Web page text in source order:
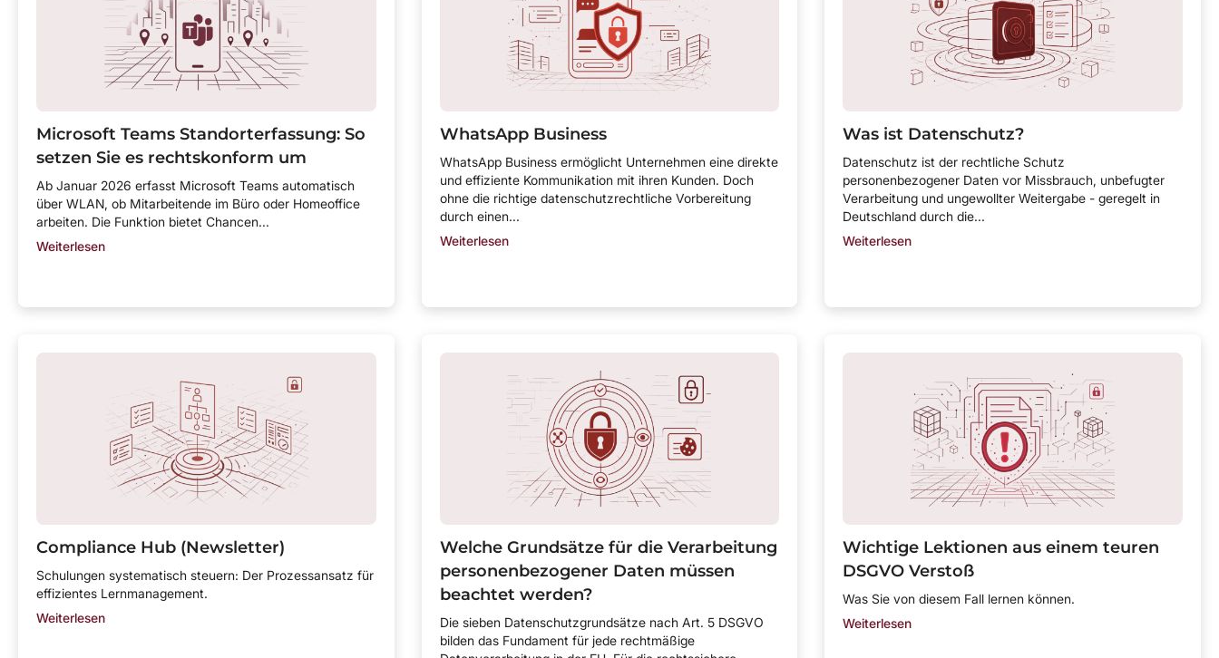
Microsoft Teams Standorterfassung: So
setzen Sie es rechtskonform um
Ab Januar 2026 erfasst Microsoft Teams automatisch
über WLAN, ob Mitarbeitende im Büro oder Homeoffice
arbeiten. Die Funktion bietet Chancen...
Weiterlesen
WhatsApp Business
WhatsApp Business ermöglicht Unternehmen eine direkte
und effiziente Kommunikation mit ihren Kunden. Doch
ohne die richtige datenschutzrechtliche Vorbereitung
durch einen...
Weiterlesen
Was ist Datenschutz?
Datenschutz ist der rechtliche Schutz
personenbezogener Daten vor Missbrauch, unbefugter
Verarbeitung und ungewollter Weitergabe - geregelt in
Deutschland durch die...
Weiterlesen
Compliance Hub (Newsletter)
Schulungen systematisch steuern: Der Prozessansatz für
effizientes Lernmanagement.
Weiterlesen
Welche Grundsätze für die Verarbeitung
personenbezogener Daten müssen
beachtet werden?
Die sieben Datenschutzgrundsätze nach Art. 5 DSGVO
bilden das Fundament für jede rechtmäßige
Wichtige Lektionen aus einem teuren
DSGVO Verstoß
Was Sie von diesem Fall lernen können.
Weiterlesen